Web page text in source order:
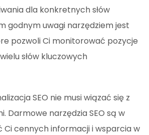
dla konkretnych słów
godnym uwagi narzędziem jest
pozwoli Ci monitorować pozycje
słów kluczowych
SEO nie musi wiązać się z
Darmowe narzędzia SEO są w
cennych informacji i wsparcia w